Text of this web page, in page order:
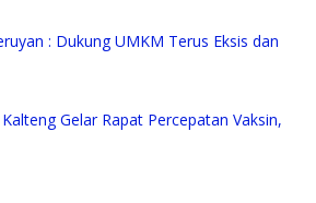
: Dukung UMKM Terus Eksis dan
Gelar Rapat Percepatan Vaksin,